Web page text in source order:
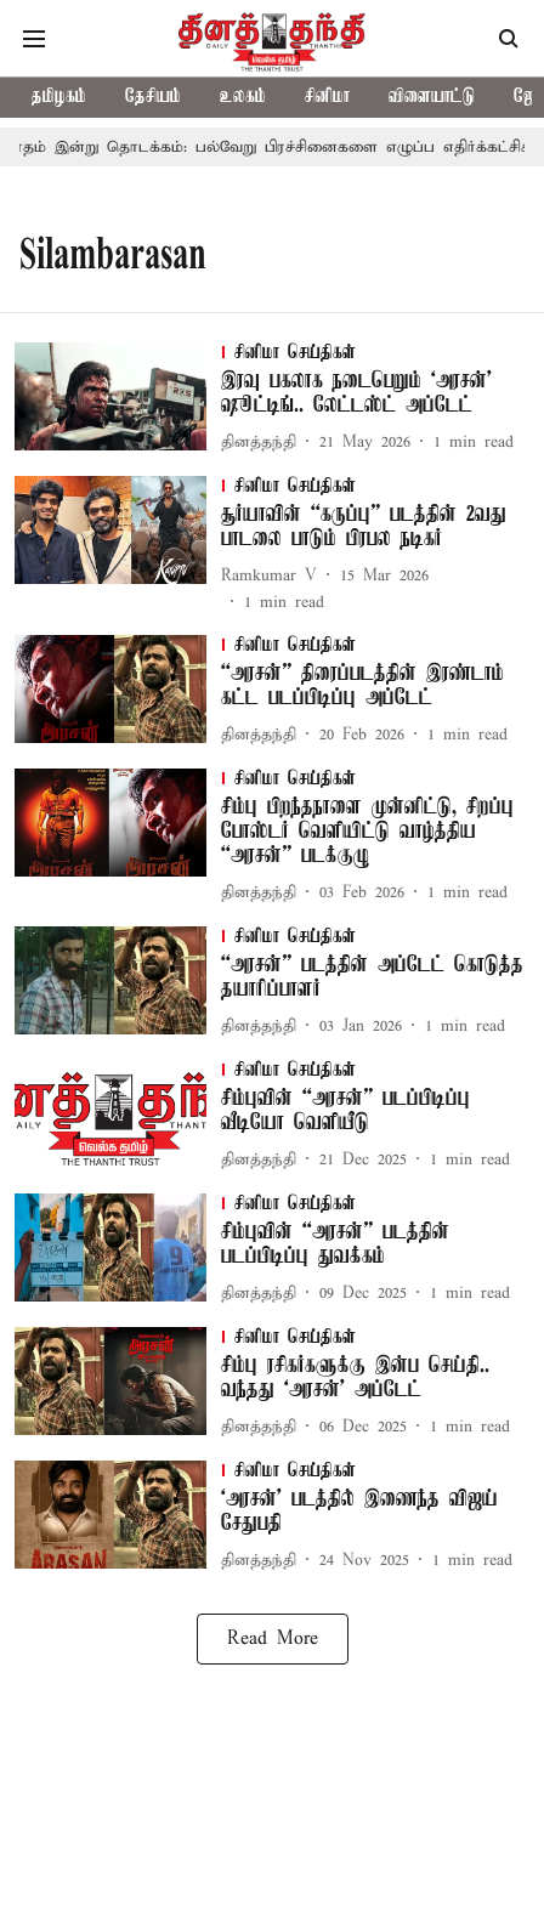
தமிழகம் தேசியம் உலகம் சினிமா விளையாட்டு
இன்று தொடக்கம்: பல்வேறு பிரச்சினைகளை எழுப்ப எதிர்க்கட்சிகள்
Silambarasan
சினிமா செய்திகள்
இரவு பகலாக நடைபெறும் ‘அரசன்’
ஷூட்டிங்.. லேட்டஸ்ட் அப்டேட்
தினத்தந்தி 21 May 2026 1 min read
சினிமா செய்திகள்
சூர்யாவின் “கருப்பு” படத்தின் 2வது
பாடலை பாடும் பிரபல நடிகர்
Ramkumar V
15 Mar 2026
1 min read
சினிமா செய்திகள்
“அரசன்” திரைப்படத்தின் இரண்டாம்
கட்ட படப்பிடிப்பு அப்டேட்
தினத்தந்தி 20 Feb 2026 1 min read
சினிமா செய்திகள்
சிம்பு பிறந்தநாளை முன்னிட்டு, சிறப்பு
போஸ்டர் வெளியிட்டு வாழ்த்திய
“அரசன்” படக்குழு
தினத்தந்தி 03 Feb 2026 1 min read
சினிமா செய்திகள்
“அரசன்​” படத்தின் அப்டேட் கொடுத்த
தயாரிப்பாளர்
தினத்தந்தி 03 Jan 2026 1 min read
சினிமா செய்திகள்
சிம்புவின் “அரசன்” படப்பிடிப்பு
வீடியோ வெளியீடு
தினத்தந்தி 21 Dec 2025 1 min read
சினிமா செய்திகள்
சிம்புவின் “அரசன்” படத்தின்
படப்பிடிப்பு துவக்கம்
தினத்தந்தி 09 Dec 2025 1 min read
சினிமா செய்திகள்
சிம்பு ரசிகர்களுக்கு இன்ப செய்தி..
வந்தது `அரசன்' அப்டேட்
தினத்தந்தி 06 Dec 2025 1 min read
சினிமா செய்திகள்
‘அரசன்’ படத்தில் இணைந்த விஜய்
சேதுபதி
தினத்தந்தி 24 Nov 2025 1 min read
Read More